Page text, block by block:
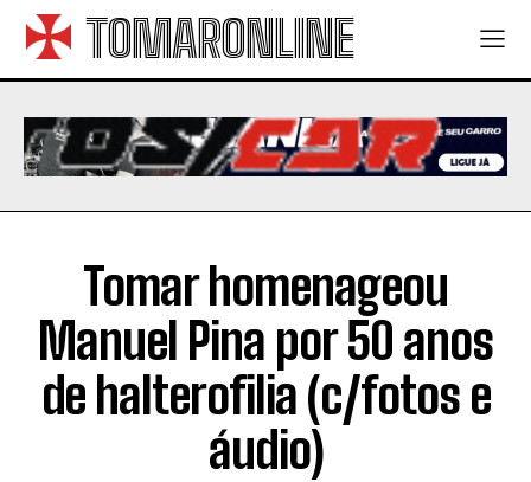
TOMARONLINE
Tomar homenageou
Manuel Pina por 50 anos
de halterofilia (c/fotos e
áudio)